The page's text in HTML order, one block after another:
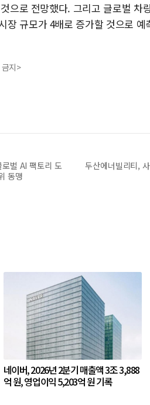
으로 전망했다. 그리고 글로벌 차
장 규모가 4배로 증가할 것으로
지>
벌 AI 팩토리 도
동맹
두산에너빌리티,
네이버, 2026년 2분기 매출액 3조 3,888
억 원, 영업이익 5,203억 원 기록